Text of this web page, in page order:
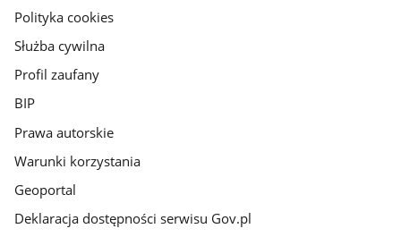
gov.pl
Polityka cookies
Służba cywilna
Profil zaufany
BIP
Prawa autorskie
Warunki korzystania
Geoportal
Deklaracja dostępności serwisu Gov.pl